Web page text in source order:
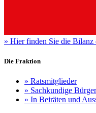
» Hier finden Sie die Bilanz
Die Fraktion
» Ratsmitglieder
» Sachkundige
» In Beiräten und